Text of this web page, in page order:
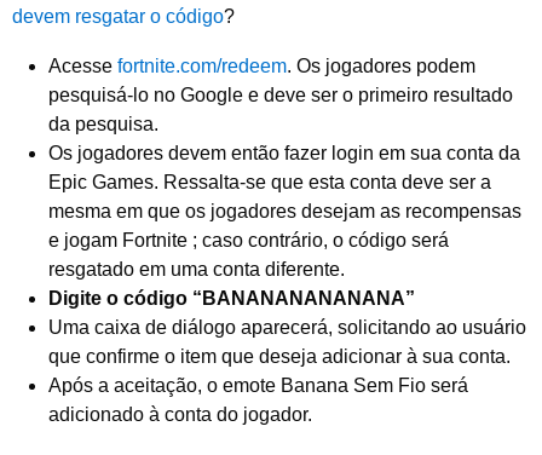
devem resgatar o código?
Acesse fortnite.com/redeem. Os jogadores podem
pesquisá-lo no Google e deve ser o primeiro resultado
da pesquisa.
Os jogadores devem então fazer login em sua conta da
Epic Games. Ressalta-se que esta conta deve ser a
mesma em que os jogadores desejam as recompensas
e jogam Fortnite ; caso contrário, o código será
resgatado em uma conta diferente.
Digite o código “BANANANANANANA”
Uma caixa de diálogo aparecerá, solicitando ao usuário
que confirme o item que deseja adicionar à sua conta.
Após a aceitação, o emote Banana Sem Fio será
adicionado à conta do jogador.